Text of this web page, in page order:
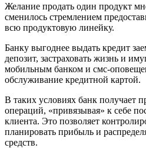
Желание продать один продукт
сменилось стремлением
всю продуктовую линейку.
Банку выгоднее выдать кредит
депозит, застраховать жизнь и
мобильным банком и смс-
обслуживание кредитной картой.
В таких условиях банк получает
операций, «привязывая» к себе
клиента. Это позволяет
планировать прибыль и
средств.